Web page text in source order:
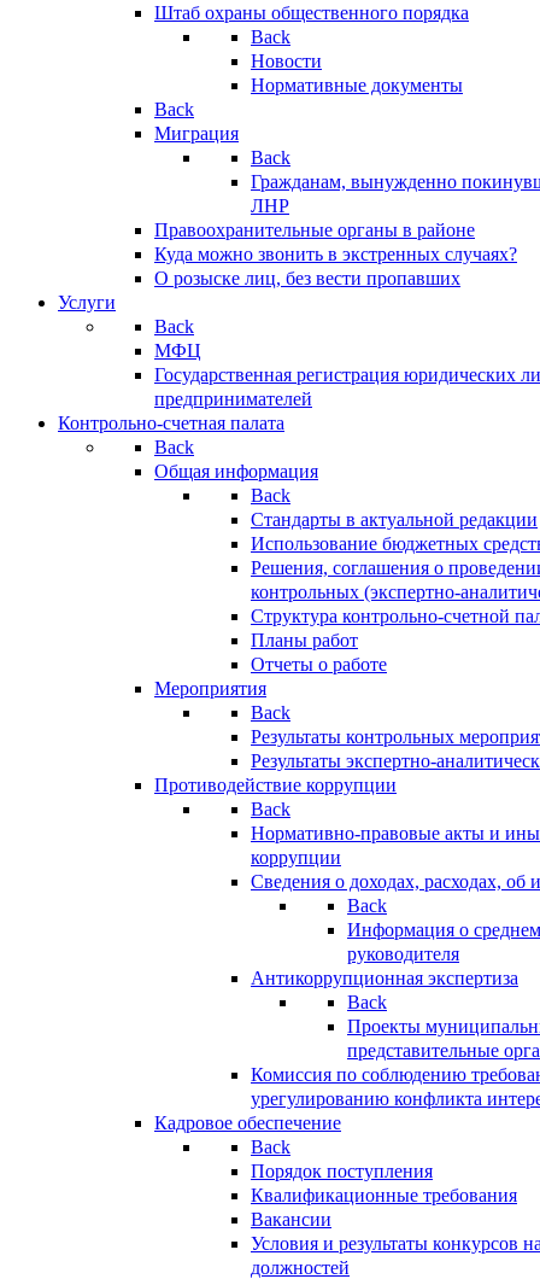
Штаб охраны общественного порядка
Back
Новости
Нормативные документы
Back
Миграция
Back
Гражданам, вынужденно
ЛНР
Правоохранительные органы в районе
Куда можно звонить в экстренных случаях?
О розыске лиц, без вести пропавших
Услуги
Back
МФЦ
Государственная регистрация юридических
предпринимателей
Контрольно-счетная палата
Back
Общая информация
Back
Стандарты в актуальной редакции
Использование бюджетных
Решения, соглашения о
контрольных (экспертно-
Структура контрольно-счетной
Планы работ
Отчеты о работе
Мероприятия
Back
Результаты контрольных
Результаты экспертно-
Противодействие коррупции
Back
Нормативно-правовые акты и
коррупции
Сведения о доходах, расходах, об
Back
Информация о
руководителя
Антикоррупционная экспертиза
Back
Проекты
представительные
Комиссия по соблюдению
урегулированию конфликта
Кадровое обеспечение
Back
Порядок поступления
Квалификационные требования
Вакансии
Условия и результаты конкурсов
должностей